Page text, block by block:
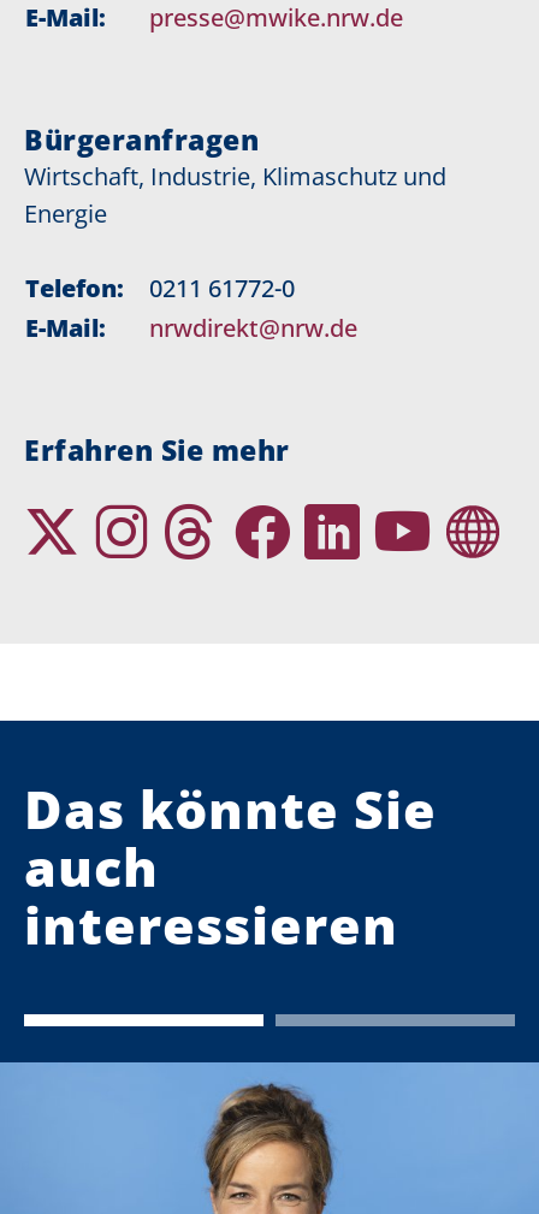
E-Mail:
presse@mwike.nrw.de
Bürgeranfragen
Wirtschaft, Industrie, Klimaschutz und
Energie
Telefon:
0211 61772-0
E-Mail:
nrwdirekt@nrw.de
Erfahren Sie mehr
Das könnte Sie
auch
interessieren